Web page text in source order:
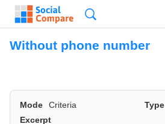
Without phone number
Mode Criteria Type
Excerpt